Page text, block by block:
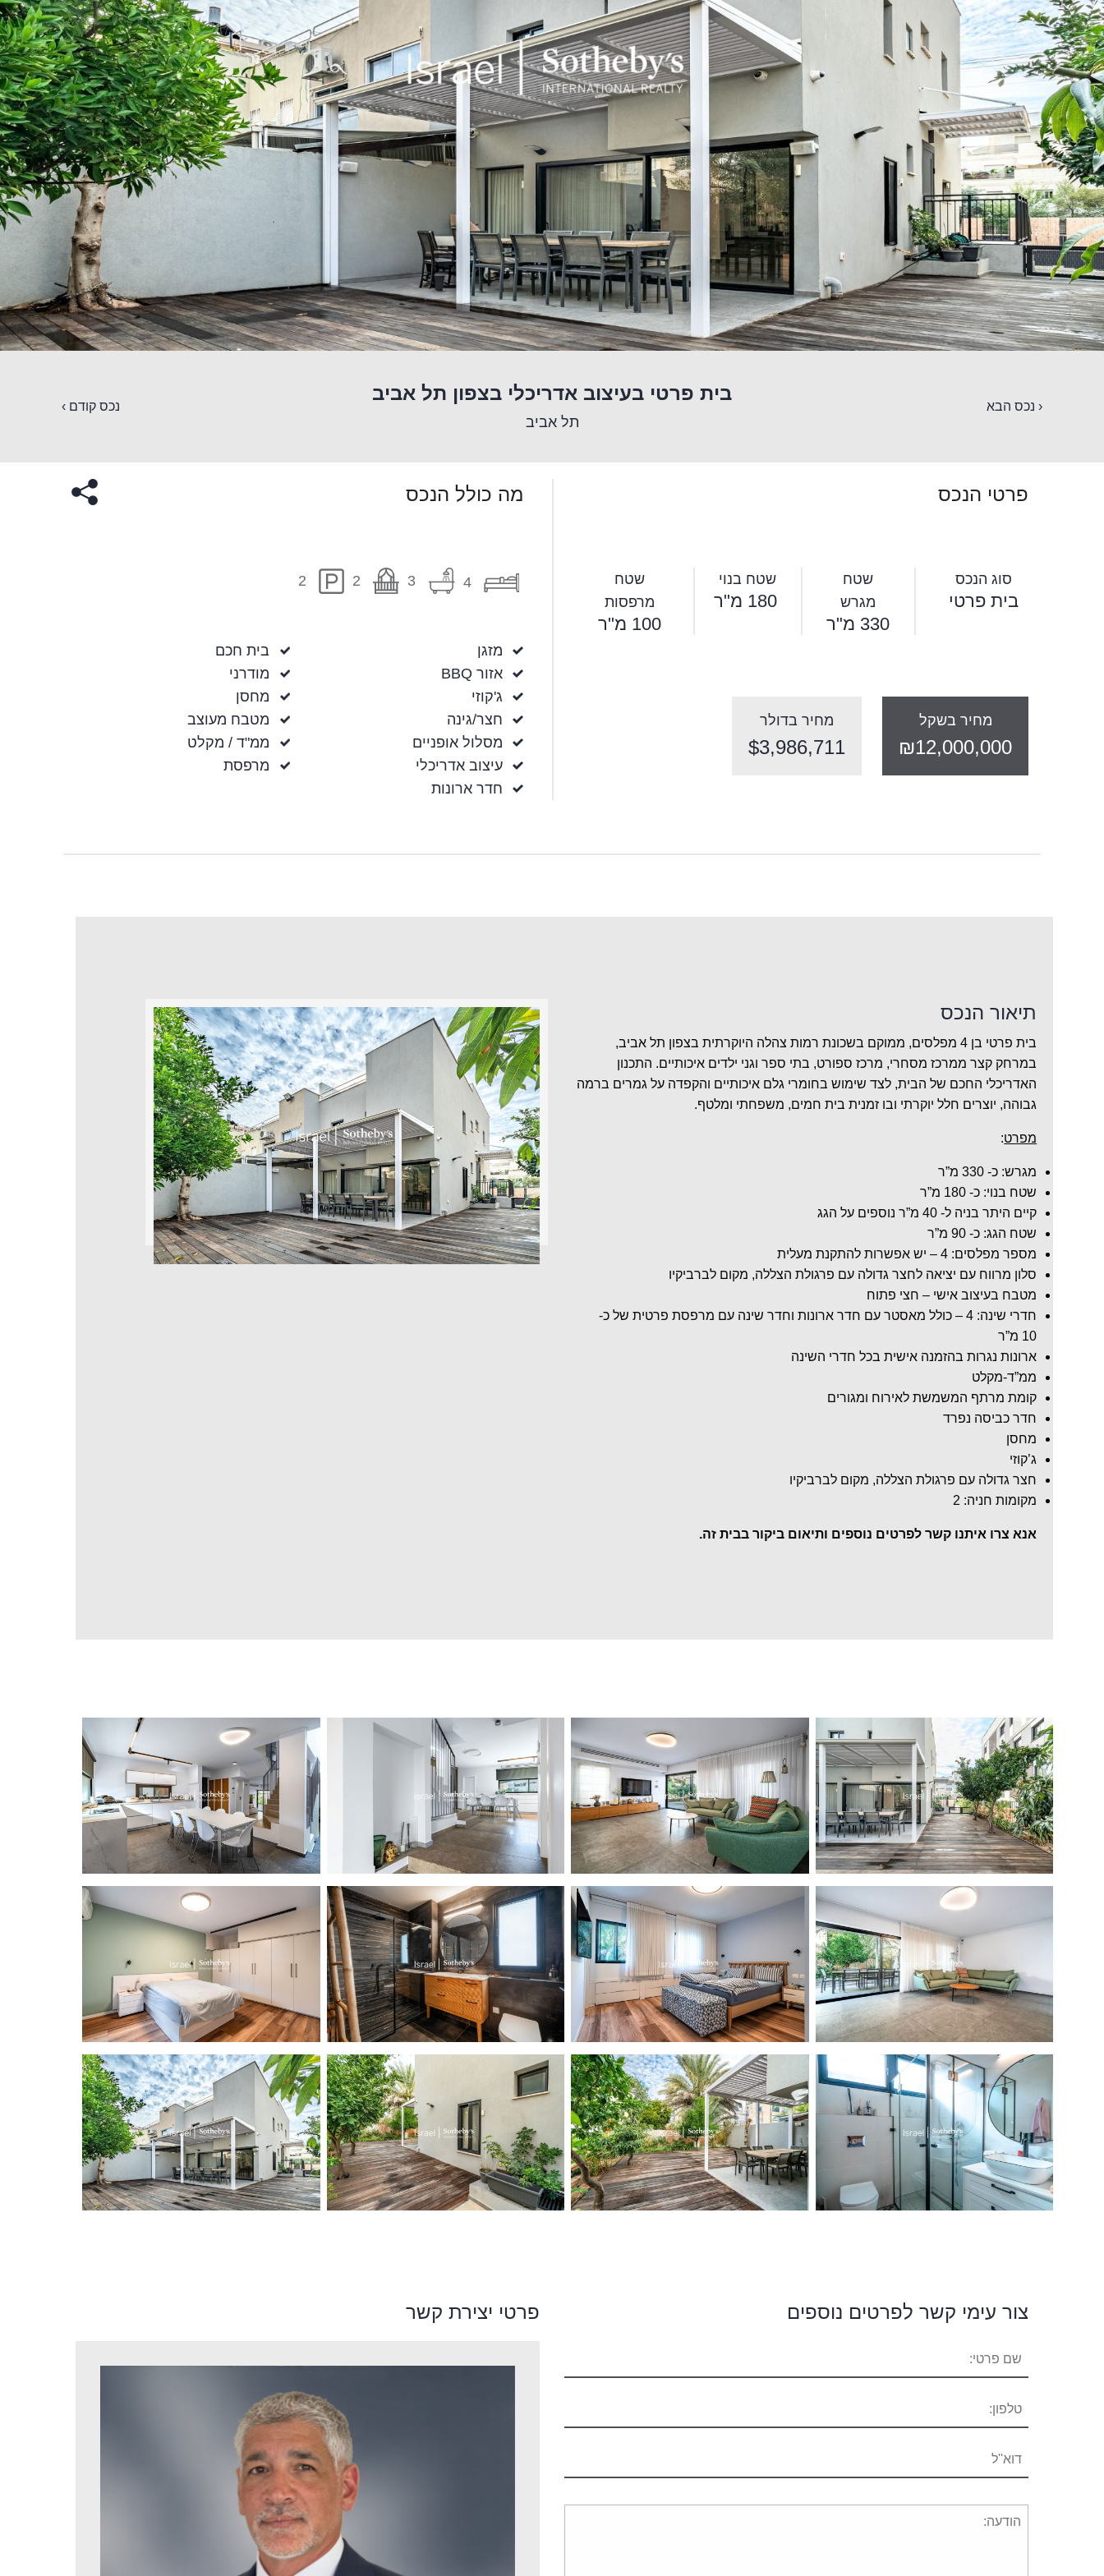
בית פרטי בעיצוב אדריכלי בצפון תל אביב
תל אביב
‹ נכס הבא נכס קודם ›
פרטי הנכס
סוג הנכס
בית פרטי
שטח
מגרש
330 מ"ר
שטח בנוי
180 מ"ר
שטח
מרפסות
100 מ"ר
מחיר בשקל
₪12,000,000
מחיר בדולר
$3,986,711
מה כולל הנכס
4
3
2
2
מזגן
אזור BBQ
ג'קוזי
חצר/גינה
מסלול אופניים
עיצוב אדריכלי
חדר ארונות
בית חכם
מודרני
מחסן
מטבח מעוצב
ממ"ד / מקלט
מרפסת
תיאור הנכס
בית פרטי בן 4 מפלסים, ממוקם בשכונת רמות צהלה היוקרתית בצפון תל אביב,
במרחק קצר ממרכז מסחרי, מרכז ספורט, בתי ספר וגני ילדים איכותיים. התכנון
האדריכלי החכם של הבית, לצד שימוש בחומרי גלם איכותיים והקפדה על גמרים ברמה
גבוהה, יוצרים חלל יוקרתי ובו זמנית בית חמים, משפחתי ומלטף.
מפרט:
מגרש: כ- 330 מ”ר
שטח בנוי: כ- 180 מ”ר
קיים היתר בניה ל- 40 מ”ר נוספים על הגג
שטח הגג: כ- 90 מ”ר
מספר מפלסים: 4 – יש אפשרות להתקנת מעלית
סלון מרווח עם יציאה לחצר גדולה עם פרגולת הצללה, מקום לברביקיו
מטבח בעיצוב אישי – חצי פתוח
חדרי שינה: 4 – כולל מאסטר עם חדר ארונות וחדר שינה עם מרפסת פרטית של כ-
10 מ”ר
ארונות נגרות בהזמנה אישית בכל חדרי השינה
ממ”ד-מקלט
קומת מרתף המשמשת לאירוח ומגורים
חדר כביסה נפרד
מחסן
ג’קוזי
חצר גדולה עם פרגולת הצללה, מקום לברביקיו
מקומות חניה: 2
אנא צרו איתנו קשר לפרטים נוספים ותיאום ביקור בבית זה.
פרטי יצירת קשר צור עימי קשר לפרטים נוספים